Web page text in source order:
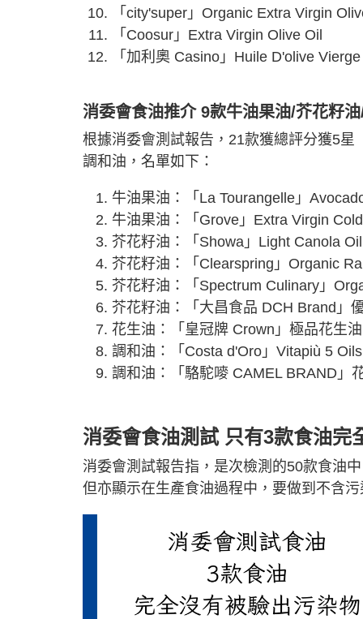
「city'super」Organic Extra Virgin
「Coosur」Extra Virgin Olive Oil
「加利奧 Casino」Huile D'olive
消委會食油推介 9款牛油果油/芥花籽
根據消委會測試報告，21款獲總評分獲5
調和油，名單如下：
牛油果油：「La Tourangelle」
牛油果油：「Grove」Extra Virgin
芥花籽油：「Showa」Light Canola
芥花籽油：「Clearspring」Organic
芥花籽油：「Spectrum Culinary」
芥花籽油：「大昌食品 DCH Brand」
花生油：「皇冠牌 Crown」極品花生油
調和油：「Costa d'Oro」Vitapiù 5
調和油：「駱駝嘜 CAMEL BRAND」
消委會食油測試 只有3款食油完
消委會測試報告指，是次檢測的50款食油
但亦顯示在生產食油過程中，要做到不含